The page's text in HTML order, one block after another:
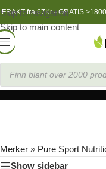
Skip to navigation
Skip to main content
FRAKT fra 67Kr - GRATIS
Pure
Merker » Pure Sport
Show sidebar